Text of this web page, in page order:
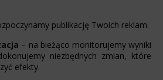
publikację Twoich reklam.
– na bieżąco monitorujemy wyniki
niezbędnych zmian, które
efekty.